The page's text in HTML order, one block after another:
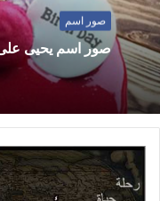
صور اسم
صور اسم يحيى على